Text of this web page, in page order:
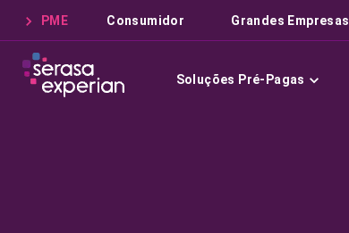
PME Consumidor Grandes Empresas
Soluções Pré-Pagas